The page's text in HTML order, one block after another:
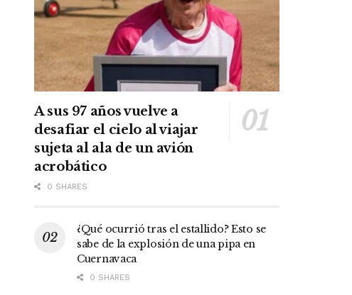
A sus 97 años vuelve a
desafiar el cielo al viajar
sujeta al ala de un avión
acrobático
0 SHARES
¿Qué ocurrió tras el estallido? Esto se
sabe de la explosión de una pipa en
Cuernavaca
0 SHARES